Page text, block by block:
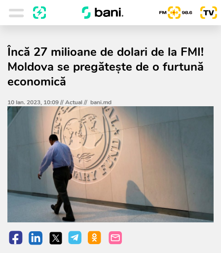
Încă 27 milioane de dolari de la FMI!
Moldova se pregătește de o furtună
economică
10 Ian. 2023, 10:09 //Actual// bani.md